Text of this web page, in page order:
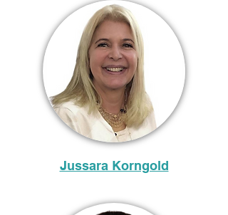
Jussara Korngold